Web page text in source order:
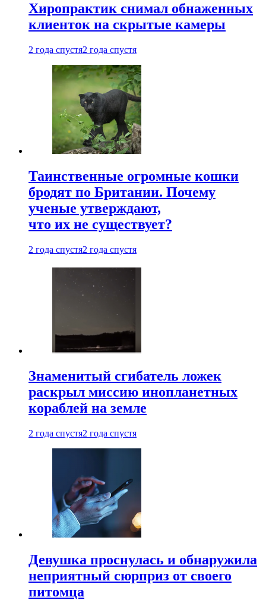
Хиропрактик снимал обнаженных
клиенток на скрытые камеры
2 года спустя2 года спустя
Таинственные огромные кошки
бродят по Британии. Почему
ученые утверждают,
что их не существует?
2 года спустя2 года спустя
Знаменитый сгибатель ложек
раскрыл миссию инопланетных
кораблей на земле
2 года спустя2 года спустя
Девушка проснулась и обнаружила
неприятный сюрприз от своего
питомца